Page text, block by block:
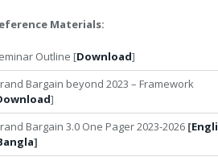
Materials:
Outline [Download]
Bargain beyond 2023 – Framework
]
Bargain 3.0 One Pager 2023-2026 [
]